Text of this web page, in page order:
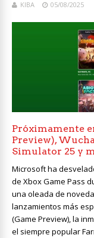
KIBA 05/08/2025
Próximamente
Preview),
Simulator 25 y
Microsoft ha
de Xbox Game Pass
una oleada de
lanzamientos más
(Game Preview), la
el siempre popular